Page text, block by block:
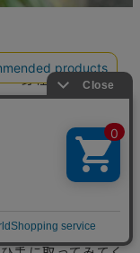
ンカチや充電器、
「身軽に出かけたい
方にはベストなサ
で、キャンプでは
ら下げるとさらに
小さなサイズでも